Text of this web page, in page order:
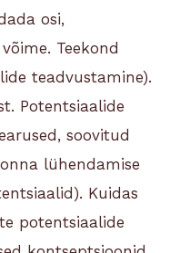
osi,
Teekond
teadvustamine).
Potentsiaalide
soovitud
lühendamise
Kuidas
potentsiaalide